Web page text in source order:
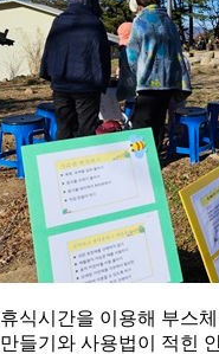
식시간을 이용해 부스
들기와 사용법이 적힌